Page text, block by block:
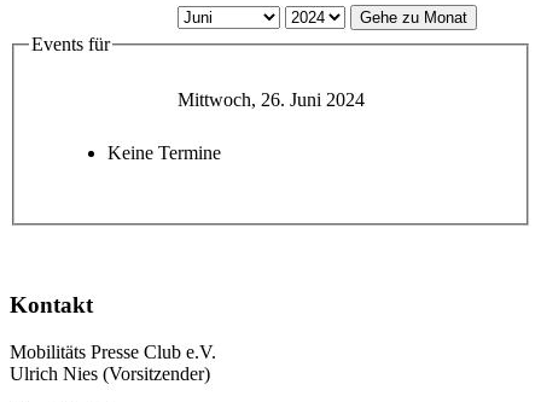
Gehe zu Monat
Events für
Mittwoch, 26. Juni 2024
Keine Termine
Kontakt
Mobilitäts Presse Club e.V.
Ulrich Nies (Vorsitzender)